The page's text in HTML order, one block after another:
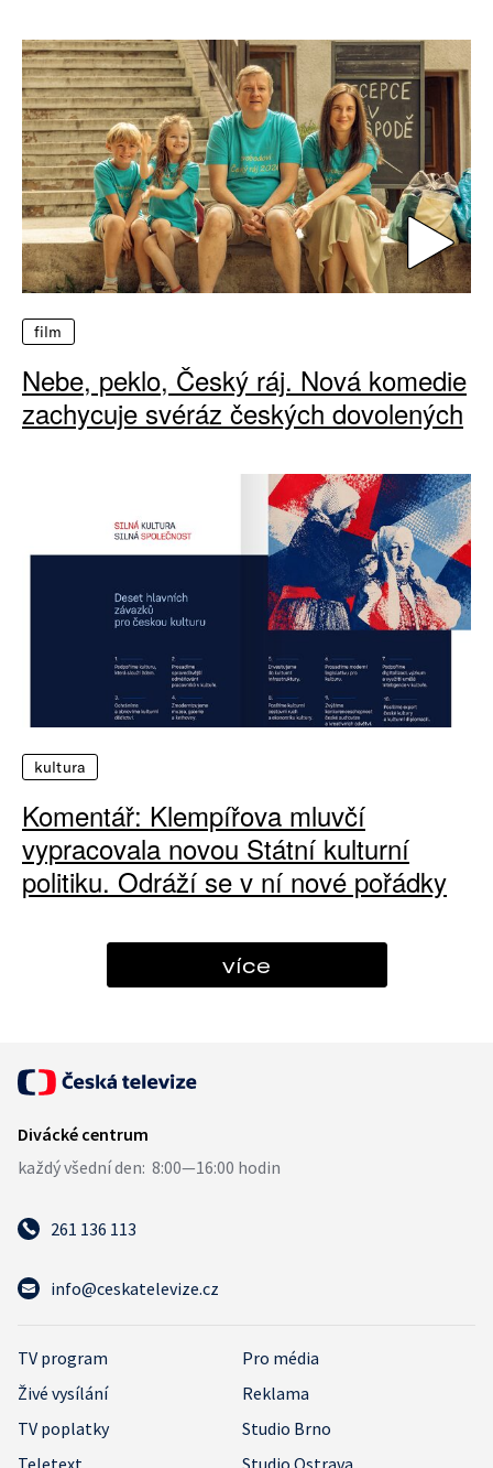
film
Nebe, peklo, Český ráj. Nová komedie
zachycuje svéráz českých dovolených
kultura
Komentář: Klempířova mluvčí
vypracovala novou Státní kulturní
politiku. Odráží se v ní nové pořádky
více
261 136 113
info@ceskatelevize.cz
TV program
Pro média
Živé vysílání
Reklama
TV poplatky
Studio Brno
Teletext
Studio Ostrava